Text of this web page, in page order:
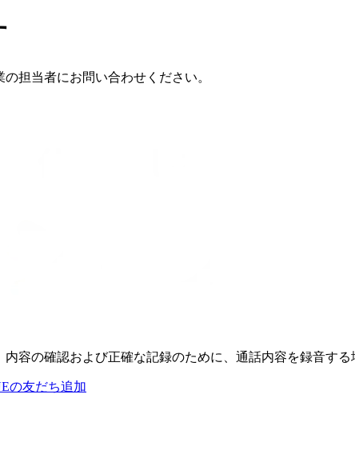
担当者にお問い合わせください。
容の確認および正確な記録のために、通話内容を録音する
の友だち追加